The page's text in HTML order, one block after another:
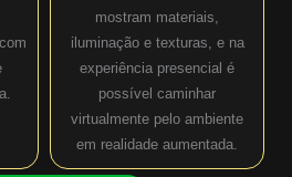
mostram materiais,
iluminação e texturas, e na
experiência presencial é
possível caminhar
virtualmente pelo ambiente
em realidade aumentada.